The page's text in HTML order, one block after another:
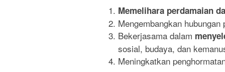
Memelihara perdamaian
Mengembangkan
Bekerjasama dalam
sosial, budaya, dan
Meningkatkan